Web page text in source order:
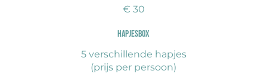
€ 30
Hapjesbox
5 verschillende hapjes
(prijs per persoon)